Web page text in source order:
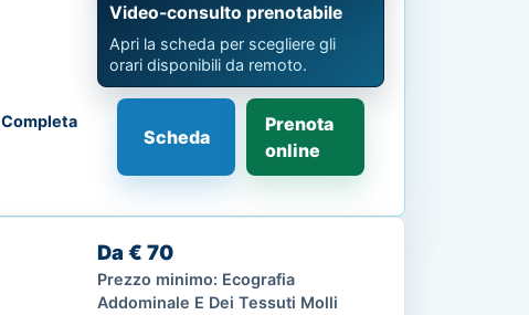
Completa
Video-consulto prenotabile
Apri la scheda per scegliere gli
orari disponibili da remoto.
Scheda
Prenota
online
Da € 70
Prezzo minimo: Ecografia
Addominale E Dei Tessuti Molli